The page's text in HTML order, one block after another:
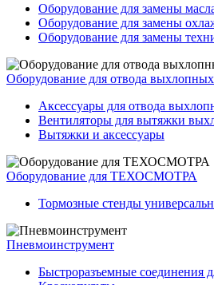
Оборудование для замены
Оборудование для замены
Оборудование для замены
Оборудование для отвода выхлопных
Аксессуары для отвода
Вентиляторы для вытяжки
Вытяжки и аксессуары
Оборудование для ТЕХОСМОТРА
Тормозные стенды
Пневмоинструмент
Быстроразъемные соединения